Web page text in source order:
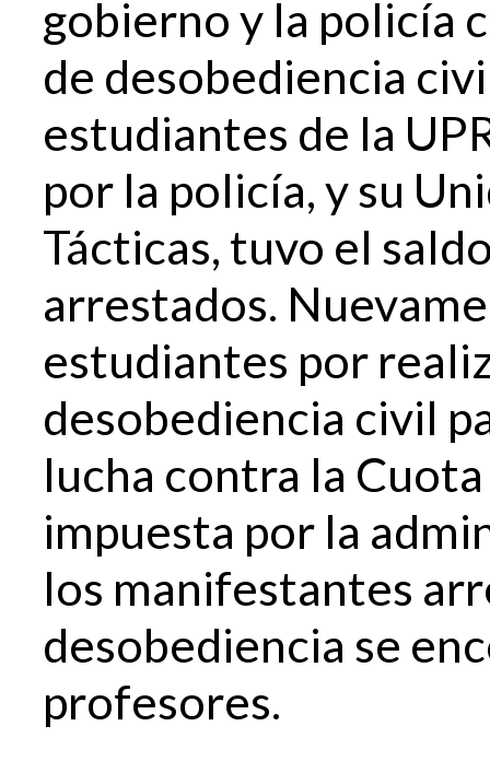
gobierno y la policía
de desobediencia
estudiantes de la
por la policía, y su
Tácticas, tuvo el
arrestados.
estudiantes por
desobediencia civil
lucha contra la
impuesta por la
los manifestantes
desobediencia se
profesores.